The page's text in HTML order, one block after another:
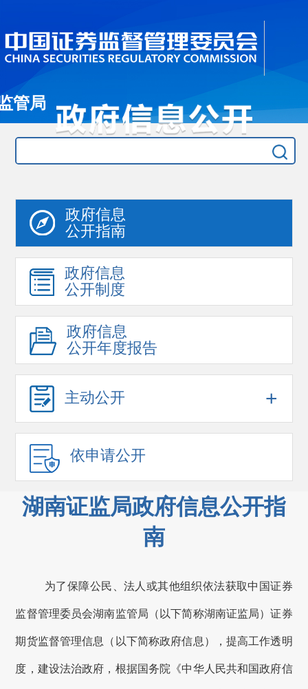
管局
政府信息
公开指南
政府信息
公开制度
政府信息
公开年度报告
主动公开 +
依申请公开
湖南证监局政府信息公开指
南
为了保障公民、法人或其他组织依法获取中国证券
监督管理委员会湖南监管局（以下简称湖南证监局）证券
期货监督管理信息（以下简称政府信息），提高工作透明
度，建设法治政府，根据国务院《中华人民共和国政府信